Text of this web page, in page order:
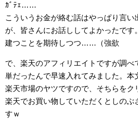
ｶﾞﾃｪ……
こういうお金が絡む話はやっぱり言い
が、皆さんにお話ししてよかったです
建つことを期待しつつ……（強欲
で、楽天のアフィリエイトですが調べ
単だったんで早速入れてみました。本
楽天市場のヤツですので、そちらをク
楽天でお買い物していただくとしのぶ
すｗ